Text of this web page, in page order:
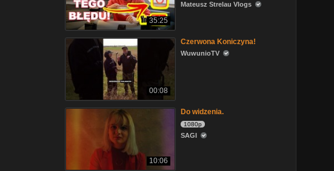
35:25
Mateusz Strelau Vlogs
00:08
Czerwona Koniczyna!
WuwunioTV
10:06
Do widzenia.
1080p
SAGI